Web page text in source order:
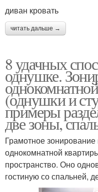
диван кровать
читать дальше →
8 удачных
однушке.
(однушки и
примеры
две зоны,
Грамотное зонирование
однокомнатной
пространство. Оно
гостиную со спальней,